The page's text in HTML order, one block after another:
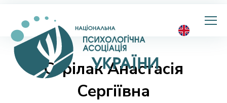
Національна
психологічна
Стрілак Анастасія
Сергіївна